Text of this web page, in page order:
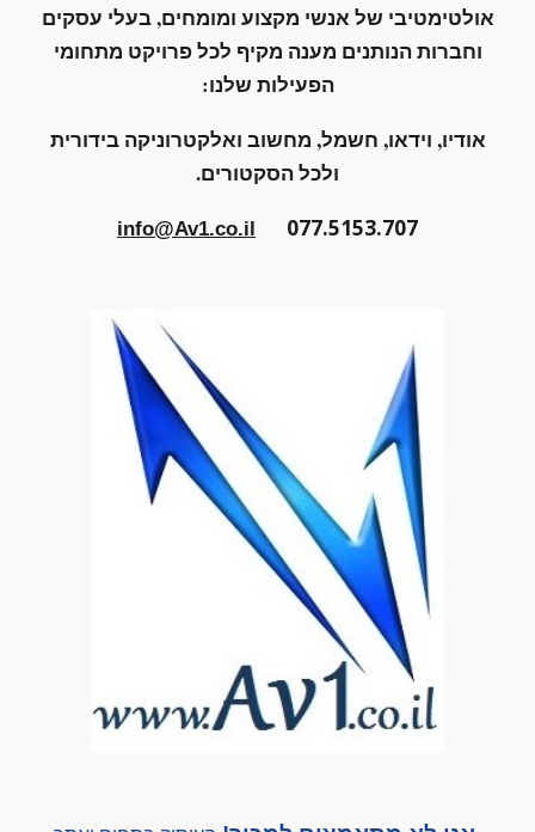
אולטימטיבי של אנשי מקצוע ומומחים, בעלי עסקים
וחברות הנותנים מענה מקיף לכל פרויקט מתחומי
הפעילות שלנו:
אודיו, וידאו, חשמל, מחשוב ואלקטרוניקה בידורית
ולכל הסקטורים.
info@Av1.co.il 077.5153.707